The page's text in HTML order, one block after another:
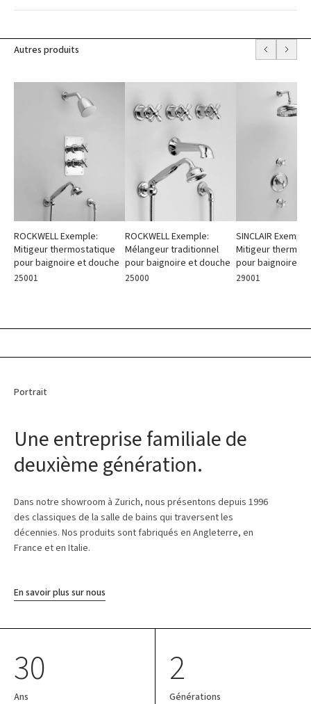
Autres produits
ROCKWELL Exemple:
Mitigeur thermostatique
pour baignoire et douche
25001
ROCKWELL Exemple:
Mélangeur traditionnel
pour baignoire et douche
25000
SINCLAIR Exemple:
Mitigeur
pour baignoire et
29001
Portrait
Une entreprise familiale de
deuxième génération.
Dans notre showroom à Zurich, nous présentons depuis 1996
des classiques de la salle de bains qui traversent les
décennies. Nos produits sont fabriqués en Angleterre, en
France et en Italie.
En savoir plus sur nous
30
Ans
2
Générations